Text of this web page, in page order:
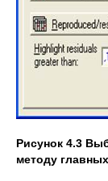
Рисунок 4.3
методу